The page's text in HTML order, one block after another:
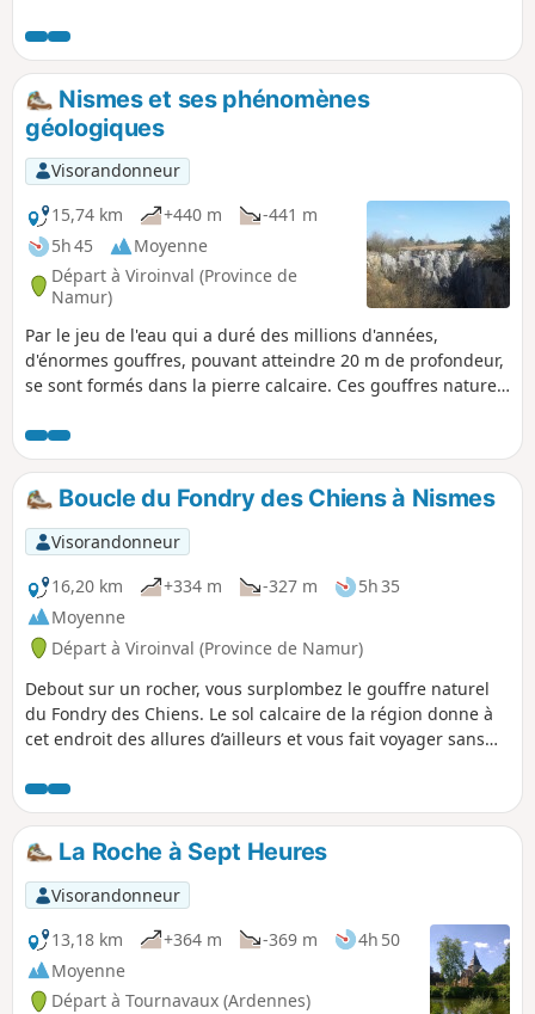
Walleux sont autant d'éléments positifs pour une balade qui
permet de découvrir, agréablement, la région traversée par
le Viroin et le Chemin de Fer à Vapeur des 3 Vallées
(Mariembourg - Treignes) en saison.Si la rando proposée
contourne la faille du Fondry des Chiens, il est possible d'y
descendre, d'en contempler la splendeur depuis le bas et
de remonter en face sans trop de difficulté.N'hésitez pas
non plus à aller découvrir les autres beaux villages de la
vallée du Viroin.
Nismes et ses phénomènes
géologiques
Visorandonneur
15,74 km
+440 m
-441 m
5h 45
Moyenne
Départ à Viroinval (Province de
Namur)
Par le jeu de l'eau qui a duré des millions d'années,
d'énormes gouffres, pouvant atteindre 20 m de profondeur,
se sont formés dans la pierre calcaire. Ces gouffres naturels
uniquement dans la région du Viroin. Découvrez les
curiosités géologiques et points de vues. Parcourez de
superbes paysages alliant roches, rivières et pelouses
calcaires où apparaissent, au printemps, de nombreuses
orchidées.
Boucle du Fondry des Chiens à Nismes
Visorandonneur
16,20 km
+334 m -327 m
5h 35
Moyenne
Départ à Viroinval (Province de Namur)
Debout sur un rocher, vous surplombez le gouffre naturel
du Fondry des Chiens. Le sol calcaire de la région donne à
cet endroit des allures d’ailleurs et vous fait voyager sans
dépaysé ?
La Roche à Sept Heures
Visorandonneur
13,18 km
+364 m -369 m
4h 50
Moyenne
Départ à Tournavaux (Ardennes)